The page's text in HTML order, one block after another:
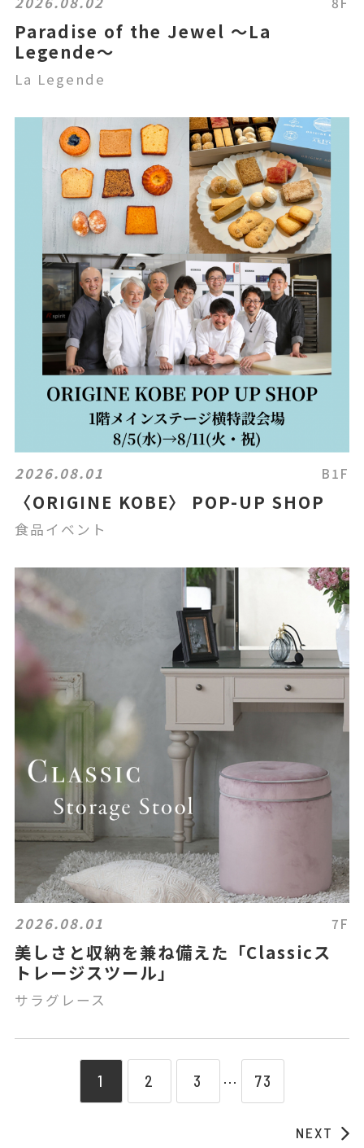
Paradise of the Jewel 〜La
Legende〜
La Legende
2026.08.01 B1F
〈ORIGINE KOBE〉 POP-UP SHOP
食品イベント
2026.08.01 7F
美しさと収納を兼ね備えた「Classicス
トレージスツール」
サラグレース
1 2 3 ⋯ 73
NEXT